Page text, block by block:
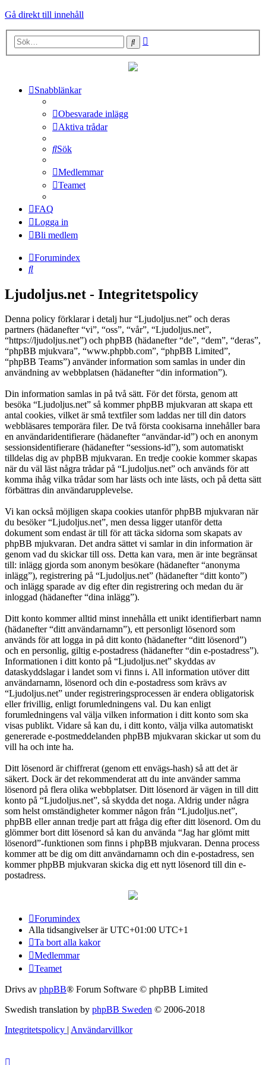
Gå direkt till innehåll
Sök
Snabblänkar
Obesvarade inlägg
Aktiva trådar
Sök
Medlemmar
Teamet
FAQ
Logga in
Bli medlem
Forumindex
Sök
Ljudoljus.net - Integritetspolicy
Denna policy förklarar i detalj hur “Ljudoljus.net” och deras
partners (hädanefter “vi”, “oss”, “vår”, “Ljudoljus.net”,
“https://ljudoljus.net”) och phpBB (hädanefter “de”, “dem”, “deras”,
“phpBB mjukvara”, “www.phpbb.com”, “phpBB Limited”,
“phpBB Teams”) använder information som samlas in under din
användning av webbplatsen (hädanefter “din information”).
Din information samlas in på två sätt. För det första, genom att
besöka “Ljudoljus.net” så kommer phpBB mjukvaran att skapa ett
antal cookies, vilket är små textfiler som laddas ner till din dators
webbläsares temporära filer. De två första cookisarna innehåller bara
en användaridentifierare (hädanefter “användar-id”) och en anonym
sessionsidentifierare (hädanefter “sessions-id”), som automatiskt
tilldelas dig av phpBB mjukvaran. En tredje cookie kommer skapas
när du väl läst några trådar på “Ljudoljus.net” och används för att
komma ihåg vilka trådar som har lästs och inte lästs, och på detta sätt
förbättras din användarupplevelse.
Vi kan också möjligen skapa cookies utanför phpBB mjukvaran när
du besöker “Ljudoljus.net”, men dessa ligger utanför detta
dokument som endast är till för att täcka sidorna som skapats av
phpBB mjukvaran. Det andra sättet vi samlar in din information är
genom vad du skickar till oss. Detta kan vara, men är inte begränsat
till: inlägg gjorda som anonym besökare (hädanefter “anonyma
inlägg”), registrering på “Ljudoljus.net” (hädanefter “ditt konto”)
och inlägg sparade av dig efter din registrering och medan du är
inloggad (hädanefter “dina inlägg”).
Ditt konto kommer alltid minst innehålla ett unikt identifierbart namn
(hädanefter “ditt användarnamn”), ett personligt lösenord som
används för att logga in på ditt konto (hädanefter “ditt lösenord”)
och en personlig, giltig e-postadress (hädanefter “din e-postadress”).
Informationen i ditt konto på “Ljudoljus.net” skyddas av
dataskyddslagar i landet som vi finns i. All information utöver ditt
användarnamn, lösenord och din e-postadress som krävs av
“Ljudoljus.net” under registreringsprocessen är endera obligatorisk
eller frivillig, enligt forumledningens val. Du kan enligt
forumledningens val välja vilken information i ditt konto som ska
visas publikt. Vidare så kan du, i ditt konto, välja vilka automatiskt
genererade e-postmeddelanden phpBB mjukvaran skickar ut som du
vill ha och inte ha.
Ditt lösenord är chiffrerat (genom ett envägs-hash) så att det är
säkert. Dock är det rekommenderat att du inte använder samma
lösenord på flera olika webbplatser. Ditt lösenord är vägen in till ditt
konto på “Ljudoljus.net”, så skydda det noga. Aldrig under några
som helst omständigheter kommer någon från “Ljudoljus.net”,
phpBB eller annan tredje part att fråga dig efter ditt lösenord. Om du
glömmer bort ditt lösenord så kan du använda “Jag har glömt mitt
lösenord”-funktionen som finns i phpBB mjukvaran. Denna process
kommer att be dig om ditt användarnamn och din e-postadress, sen
kommer phpBB mjukvaran skicka dig ett nytt lösenord till din e-
postadress.
Forumindex
Alla tidsangivelser är UTC+01:00 UTC+1
Ta bort alla kakor
Medlemmar
Teamet
Drivs av phpBB® Forum Software © phpBB Limited
Swedish translation by phpBB Sweden © 2006-2018
Integritetspolicy | Användarvillkor